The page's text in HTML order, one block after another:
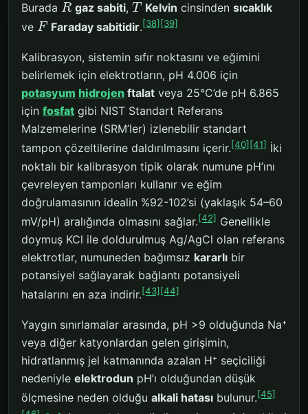
Burada R gaz sabiti,T Kelvin cinsindensıcaklık
ve F Faraday sabitidir.[38] [39]
Kalibrasyon, sistemin sıfır noktasını ve eğimini
belirlemek için elektrotların, pH 4.006 için
potasyum hidrojen ftalat veya 25°C’de pH 6.865
için fosfat gibi NIST Standart Referans
Malzemelerine (SRM’ler) izlenebilir standart
tampon çözeltilerine daldırılmasını içerir.[40] [41] İki
noktalı bir kalibrasyon tipik olarak numune pH’ını
çevreleyen tamponları kullanır ve eğim
doğrulamasının idealin %92-102’si (yaklaşık 54–60
mV/pH) aralığında olmasını sağlar.[42] Genellikle
doymuş KCl ile doldurulmuş Ag/AgCl olan referans
elektrotlar, numuneden bağımsız kararlı bir
potansiyel sağlayarak bağlantı potansiyeli
hatalarını en aza indirir.[43] [44]
Yaygın sınırlamalar arasında, pH >9 olduğunda Na⁺
veya diğer katyonlardan gelen girişimin,
hidratlanmış jel katmanında azalan H⁺ seçiciliği
nedeniyle elektrodun pH’ı olduğundan düşük
ölçmesine neden olduğu alkali hatası bulunur.[45]